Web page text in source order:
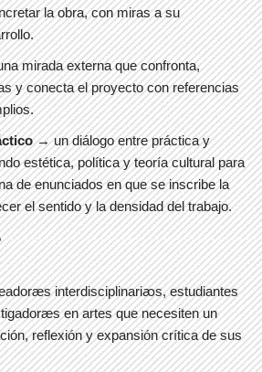
la obra, con miras a su
mirada externa que confronta,
y conecta el proyecto con referencias
→ un diálogo entre práctica y
estética, política y teoría cultural para
de enunciados en que se inscribe la
el sentido y la densidad del trabajo.
interdisciplinariꜵs, estudiantes
en artes que necesiten un
reflexión y expansión crítica de sus